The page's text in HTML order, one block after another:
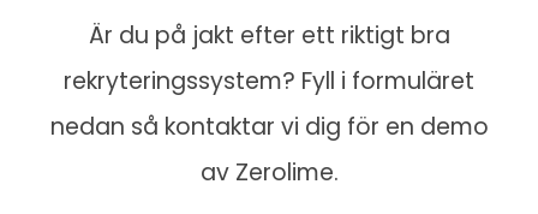
Är du på jakt efter ett riktigt bra
rekryteringssystem? Fyll i formuläret
nedan så kontaktar vi dig för en demo
av Zerolime.